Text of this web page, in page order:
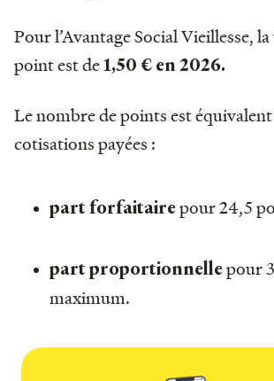
Pour l’Avantage Social Vieillesse,
point est de1,50 € en 2026.
Le nombre de points est
cotisations payées :
part forfaitairepour 24,5
part proportionnellepour
maximum.